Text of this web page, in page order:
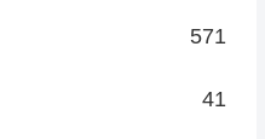
571
41